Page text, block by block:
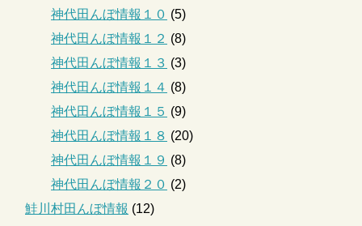
神代田んぼ情報１０ (5)
神代田んぼ情報１２ (8)
神代田んぼ情報１３ (3)
神代田んぼ情報１４ (8)
神代田んぼ情報１５ (9)
神代田んぼ情報１８ (20)
神代田んぼ情報１９ (8)
神代田んぼ情報２０ (2)
鮭川村田んぼ情報 (12)